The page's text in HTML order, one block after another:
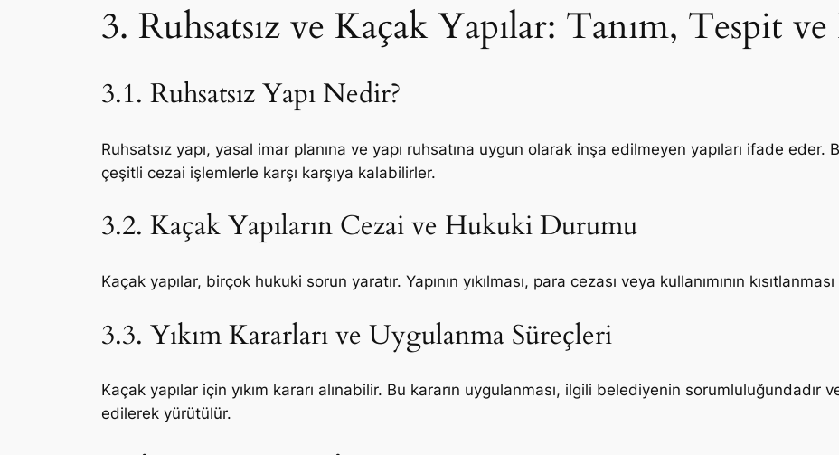
3. Ruhsatsız ve Kaçak Yapılar: Tanım, Tespit
3.1. Ruhsatsız Yapı Nedir?
Ruhsatsız yapı, yasal imar planına ve yapı ruhsatına uygun olarak inşa edilmeyen yapıları ifade eder.
çeşitli cezai işlemlerle karşı karşıya kalabilirler.
3.2. Kaçak Yapıların Cezai ve Hukuki Durumu
Kaçak yapılar, birçok hukuki sorun yaratır. Yapının yıkılması, para cezası veya kullanımının
3.3. Yıkım Kararları ve Uygulanma Süreçleri
Kaçak yapılar için yıkım kararı alınabilir. Bu kararın uygulanması, ilgili belediyenin
edilerek yürütülür.